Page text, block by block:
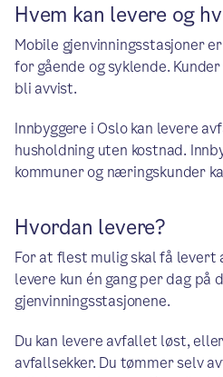
Hvem kan levere og
Mobile gjenvinningsstasjoner
for gående og syklende.
bli avvist.
Innbyggere i Oslo kan levere
husholdning uten kostnad.
kommuner og næringskunder
Hvordan levere?
For at flest mulig skal få levert
levere kun én gang per dag på
gjenvinningsstasjonene.
Du kan levere avfallet løst,
avfallsekker. Du tømmer selv